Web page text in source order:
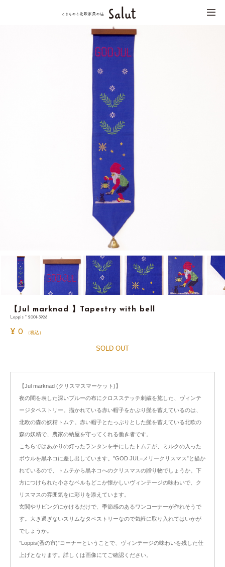
【Jul marknad 】Tapestry with bell
Loppis * 2001-3928
¥ 0 （税込）
SOLD OUT
【Jul marknad (クリスマスマーケット)】
夜の闇を表した深いブルーの布にクロスステッチ刺繍を施した、ヴィンテ
ージタペストリー。描かれている赤い帽子をかぶり髭を蓄えているのは、
北欧の森の妖精トムテ。赤い帽子とたっぷりとした髭を蓄えている北欧の
森の妖精で、農家の納屋を守ってくれる働き者です。
こちらではあかりの灯ったランタンを手にしたトムテが、ミルクの入った
ボウルを黒ネコに差し出しています。”GOD JUL=メリークリスマス”と描か
れているので、トムテから黒ネコへのクリスマスの贈り物でしょうか。下
方につけられた小さなベルもどこか懐かしいヴィンテージの味わいで、ク
リスマスの雰囲気をに彩りを添えています。
玄関やリビングにかけるだけで、季節感のあるワンコーナーが作れそうで
す。大き過ぎないスリムなタペストリーなので気軽に取り入れてはいかが
でしょうか。
”Loppis(蚤の市)”コーナーということで、ヴィンテージの味わいを残した仕
上げとなります。詳しくは画像にてご確認ください。